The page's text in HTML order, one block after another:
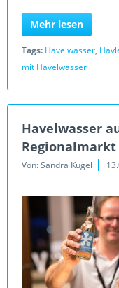
Mehr lesen
Tags: Havelwasser,
mit Havelwasser
Havelwasser
Regionalmarkt
Von: Sandra Kugel